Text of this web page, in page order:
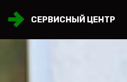
СЕРВИСНЫЙ ЦЕНТР